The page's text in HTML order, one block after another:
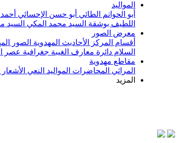
المواليد
أبو الحواتم الطائي أبو حسن الإحسائي
اللطيف بوشقة السيد محمد المكي السيد
معرض الصور
أقسام المركز
الأحاديث المهدوية الصور
السلام دائرة معارف الغيبة جغرافية عصر
مقاطع مهدوية
المراثي المحاضرات المواليد النعي الأشعار
المزيد